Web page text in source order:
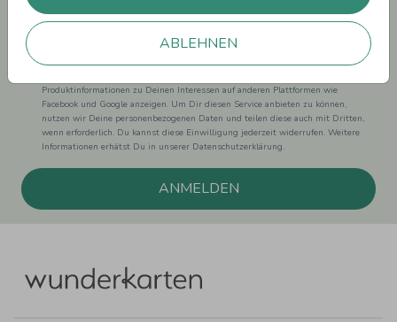
ABLEHNEN
Einwilligung zur Datennutzung für Marketingzwecke: Hiermit willigst Du ein,
dass wir Dich mit neuesten Informationen aus unserem Angebot informieren
Produktinformationen zu Deinen Interessen auf anderen Plattformen wie
Facebook und Google anzeigen. Um Dir diesen Service anbieten zu können,
nutzen wir Deine personenbezogenen Daten und teilen diese auch mit Dritten,
wenn erforderlich. Du kannst diese Einwilligung jederzeit widerrufen. Weitere
Informationen erhätst Du in unserer Datenschutzerklärung.
ANMELDEN